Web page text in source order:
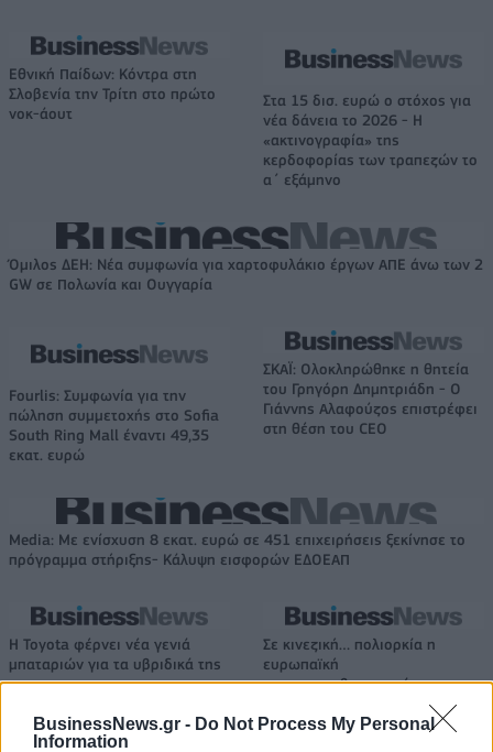
BusinessNews.gr - Do Not Process My Personal
Information
Εθνική Παίδων: Κόντρα στη
Σλοβενία την Τρίτη στο πρώτο
νοκ-άουτ
Στα 15 δισ. ευρώ ο στόχος για
νέα δάνεια το 2026 - Η
«ακτινογραφία» της
κερδοφορίας των τραπεζών το
α΄ εξάμηνο
Όμιλος ΔΕΗ: Νέα συμφωνία για χαρτοφυλάκιο έργων ΑΠΕ άνω των 2
GW σε Πολωνία και Ουγγαρία
Fourlis: Συμφωνία για την
πώληση συμμετοχής στο Sofia
South Ring Mall έναντι 49,35
εκατ. ευρώ
ΣΚΑΪ: Ολοκληρώθηκε η θητεία
του Γρηγόρη Δημητριάδη - Ο
Γιάννης Αλαφούζος επιστρέφει
στη θέση του CEO
Media: Με ενίσχυση 8 εκατ. ευρώ σε 451 επιχειρήσεις ξεκίνησε το
πρόγραμμα στήριξης- Κάλυψη εισφορών ΕΔΟΕΑΠ
Η Toyota φέρνει νέα γενιά
μπαταριών για τα υβριδικά της
Σε κινεζική… πολιορκία η
ευρωπαϊκή
αυτοκινητοβιομηχανία